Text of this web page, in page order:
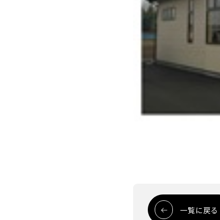
一覧に戻る